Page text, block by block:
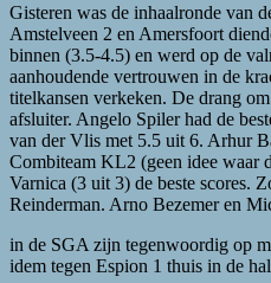
Gisteren was de inhaalronde van
Amstelveen 2 en Amersfoort
binnen (3.5-4.5) en werd op de
aanhoudende vertrouwen in de
titelkansen verkeken. De drang
afsluiter. Angelo Spiler had de
van der Vlis met 5.5 uit 6. Arhur
Combiteam KL2 (geen idee waar
Varnica (3 uit 3) de beste scores.
Reinderman. Arno Bezemer en
in de SGA zijn tegenwoordig op
idem tegen Espion 1 thuis in de